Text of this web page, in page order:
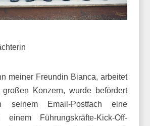
meiner Freundin Bianca, arbeitet
Konzern, wurde befördert
Email-Postfach eine
Führungskräfte-Kick-Off-